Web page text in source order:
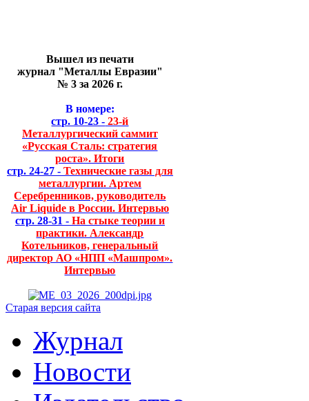
Вышел из печати
журнал "Металлы Евразии"
№ 3 за 2026 г.
В номере:
стр. 10-23 - 23-й
Металлургический саммит
«Русская Сталь: стратегия
роста». Итоги
стр. 24-27 - Технические газы для
металлургии. Артем
Серебренников, руководитель
Air Liquide в России. Интервью
стр. 28-31 - На стыке теории и
практики. Александр
Котельников, генеральный
директор АО «НПП «Машпром».
Интервью
Старая версия сайта
Журнал
Новости